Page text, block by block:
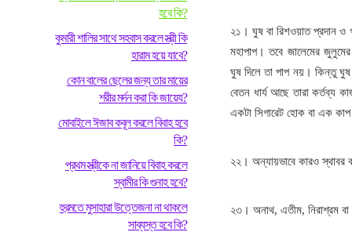
হবে কি?
কুমারী শালির সাথে সহবাস করলে স্ত্রী কি
হারাম হয়ে যাবে?
কোন বালের ছেলের জন্য তার মায়ের
শরীর মর্দন করা কি জায়েয?
মোবাইলে ঈজাব কবূল করলে বিবাহ হবে
কি?
প্রথম স্ত্রীকে না জানিয়ে বিবাহ করলে
স্বামীর কি গুনাহ হবে?
হুরমতে মুসাহারা উত্তেজনা না থাকলে
সাব্যস্ত হবে কি?
২১। ঘুষ বা রিশওয়াত প্রদান ও
মহাপাপ। তবে জালেমের
ঘুষ দিলে তা পাপ নয়। কিন্তু ঘুষ
বেতন ধার্য আছে তারা কর্তব্য
একটা সিগারেট হোক বা এক
২২। অন্যায়ভাবে কারও স্থাবর
২৩। অনাথ, এতীম, নিরাশ্রম বা